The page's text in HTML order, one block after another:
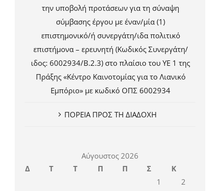
την υποβολή προτάσεων για τη σύναψη
σύμβασης έργου με έναν/μία (1)
επιστημονικό/ή συνεργάτη/ιδα πολιτικό
επιστήμονα – ερευνητή (Κωδικός Συνεργάτη/
ιδος: 6002934/Β.2.3) στο πλαίσιο του ΥΕ 1 της
Πράξης «Κέντρο Καινοτομίας για το Λιανικό
Εμπόριο» με κωδικό ΟΠΣ 6002934
ΠΟΡΕΙΑ ΠΡΟΣ ΤΗ ΔΙΑΔΟΧΗ
Αύγουστος 2026
Δ
Τ Τ Π Π Σ
Κ
1
2